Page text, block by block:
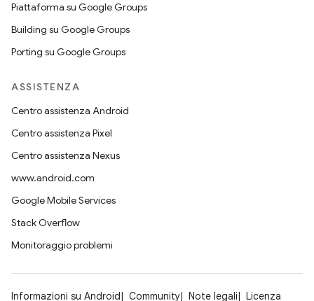
Piattaforma su Google Groups
Building su Google Groups
Porting su Google Groups
ASSISTENZA
Centro assistenza Android
Centro assistenza Pixel
Centro assistenza Nexus
www.android.com
Google Mobile Services
Stack Overflow
Monitoraggio problemi
Informazioni su Android Community Note legali Licenza